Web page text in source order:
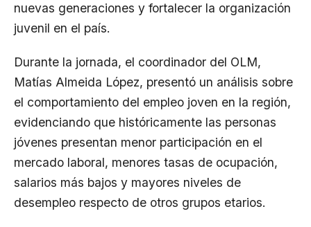
nuevas generaciones y fortalecer la organización
juvenil en el país.
Durante la jornada, el coordinador del OLM,
Matías Almeida López, presentó un análisis sobre
el comportamiento del empleo joven en la región,
evidenciando que históricamente las personas
jóvenes presentan menor participación en el
mercado laboral, menores tasas de ocupación,
salarios más bajos y mayores niveles de
desempleo respecto de otros grupos etarios.